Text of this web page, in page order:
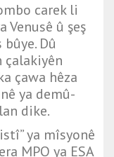
carek li
Venusê û şeş
Dû
çalakiyên
çawa hêza
ya demû-
dike.
ya mîsyonê
MPO ya ESA